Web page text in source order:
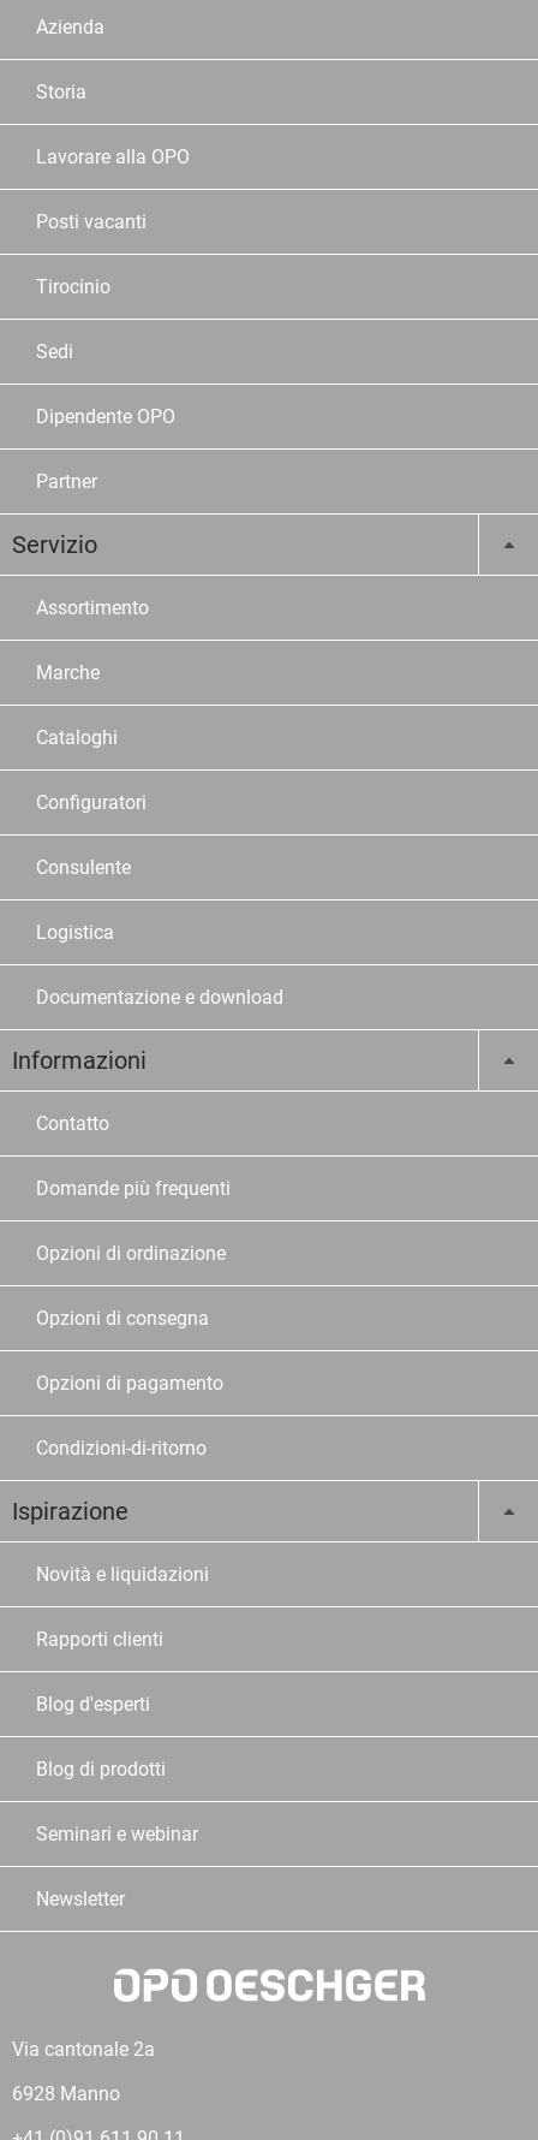
Azienda
Storia
Lavorare alla OPO
Posti vacanti
Tirocinio
Sedi
Dipendente OPO
Partner
Servizio
Assortimento
Marche
Cataloghi
Configuratori
Consulente
Logistica
Documentazione e download
Informazioni
Contatto
Domande più frequenti
Opzioni di ordinazione
Opzioni di consegna
Opzioni di pagamento
Condizioni-di-ritorno
Ispirazione
Novità e liquidazioni
Rapporti clienti
Blog d'esperti
Blog di prodotti
Seminari e webinar
Newsletter
Via cantonale 2a
6928 Manno